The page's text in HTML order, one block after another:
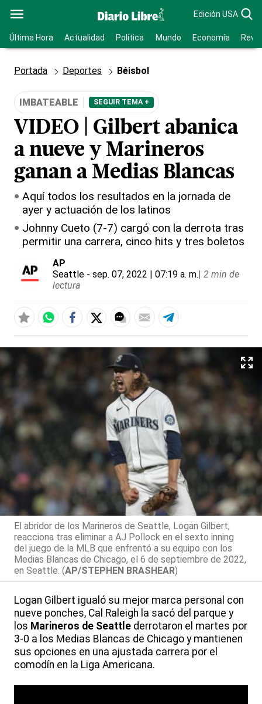
Edición USA
Última Hora Actualidad Política Mundo Economía
Portada Deportes Béisbol
IMBATEABLE SEGUIR TEMA +
VIDEO | Gilbert abanica
a nueve y Marineros
ganan a Medias Blancas
Aquí todos los resultados en la jornada de
ayer y actuación de los latinos
Johnny Cueto (7-7) cargó con la derrota tras
permitir una carrera, cinco hits y tres boletos
AP
Seattle - sep. 07, 2022 | 07:19 a. m.| 2 min de
lectura
El abridor de los Marineros de Seattle, Logan Gilbert,
reacciona tras eliminar a AJ Pollock en el sexto inning
del juego de la MLB que enfrentó a su equipo con los
Medias Blancas de Chicago, el 6 de septiembre de 2022,
en Seattle. (AP/STEPHEN BRASHEAR)
Logan Gilbert igualó su mejor marca personal con
nueve ponches, Cal Raleigh la sacó del parque y
los Marineros de Seattle derrotaron el martes por
3-0 a los Medias Blancas de Chicago y mantienen
sus opciones en una ajustada carrera por el
comodín en la Liga Americana.